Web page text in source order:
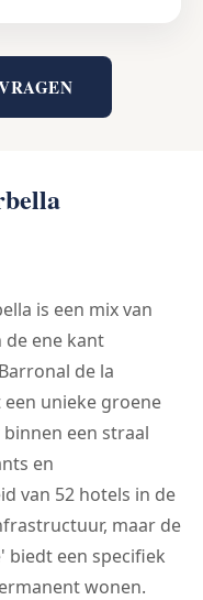
is een mix van
ene kant
de la
unieke groene
een straal
en
van 52 hotels in de
maar de
biedt een specifiek
wonen.